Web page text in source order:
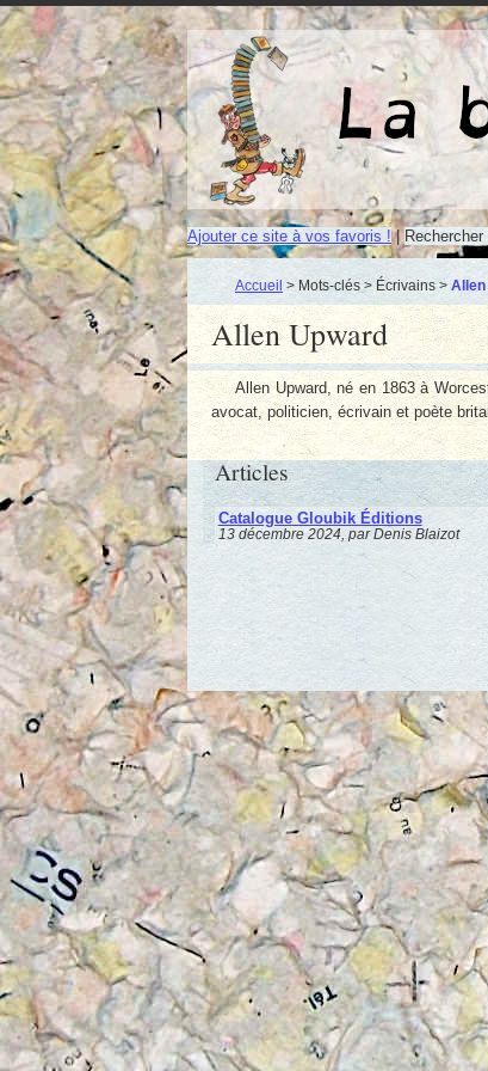
Ajouter ce site à vos favoris !|Rechercher
Accueil > Mots-clés > Écrivains > Allen
Allen Upward
Allen Upward, né en 1863 à
avocat, politicien, écrivain et poète
Articles
Catalogue Gloubik Éditions
13 décembre 2024, par Denis Blaizot